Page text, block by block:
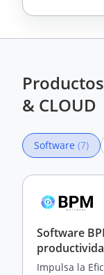
& CLOUD
Software (7)
Software
Impulsa la